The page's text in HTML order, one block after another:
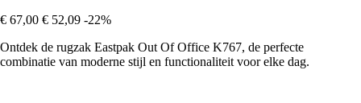
€ 67,00 € 52,09 -22%
Ontdek de rugzak Eastpak Out Of Office K767, de perfecte
combinatie van moderne stijl en functionaliteit voor elke dag.